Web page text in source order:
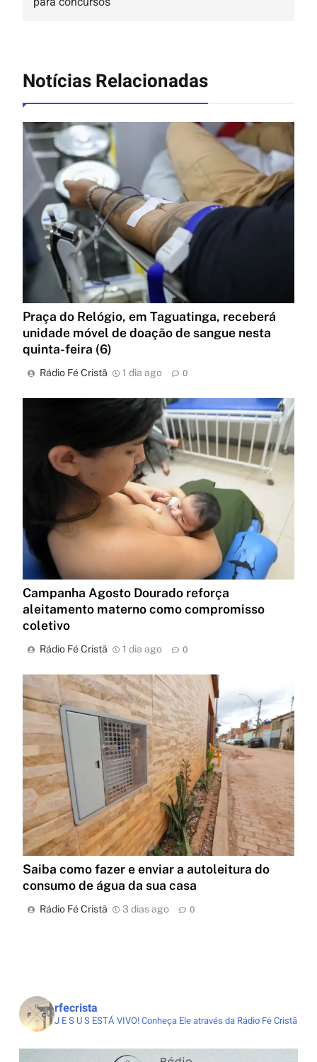
Notícias Relacionadas
Praça do Relógio, em Taguatinga, receberá
unidade móvel de doação de sangue nesta
quinta-feira (6)
Rádio Fé Cristã 1 dia ago 0
Campanha Agosto Dourado reforça
aleitamento materno como compromisso
coletivo
Rádio Fé Cristã 1 dia ago 0
Saiba como fazer e enviar a autoleitura do
consumo de água da sua casa
Rádio Fé Cristã 3 dias ago 0
rfecrista
J E S U S ESTÁ VIVO!Conheça Ele através da Rádio Fé Cristã